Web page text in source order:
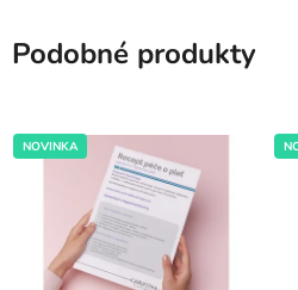
Podobné produkty
NOVINKA